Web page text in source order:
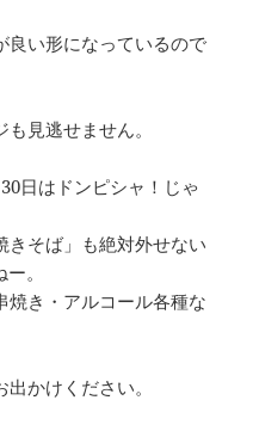
良い形になっているので
見逃せません。
日はドンピシャ！じゃ
きそば」も絶対外せない
。
焼き・アルコール各種な
かけください。